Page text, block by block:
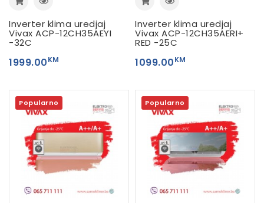
Inverter klima uredjaj
Vivax ACP-12CH35AEYI
-32C
1999.00KM
Inverter klima uredjaj
Vivax ACP-12CH35AERI+
RED -25C
1099.00KM
Popularno Popularno